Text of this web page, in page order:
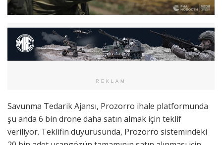
REKLAM
Savunma Tedarik Ajansı, Prozorro ihale platformunda
şu anda 6 bin drone daha satın almak için teklif
veriliyor. Teklifin duyurusunda, Prozorro sistemindeki